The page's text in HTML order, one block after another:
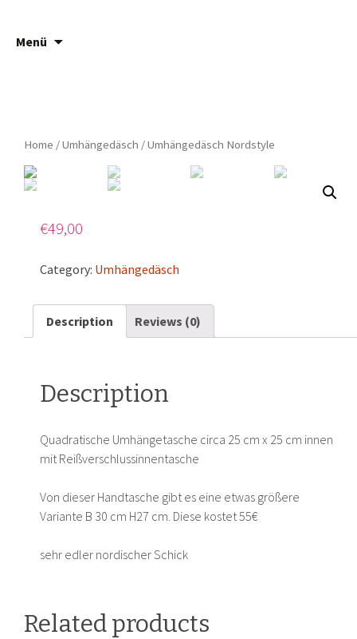
Häsch ä Däsch
Menü
Home /Umhängedäsch / Umhängedäsch Nordstyle
€49,00
Category: Umhängedäsch
Description Reviews (0)
Description
Quadratische Umhängetasche circa 25 cm x 25 cm innen
mit Reißverschlussinnentasche
Von dieser Handtasche gibt es eine etwas größere
Variante B 30 cm H27 cm. Diese kostet 55€
sehr edler nordischer Schick
Related products